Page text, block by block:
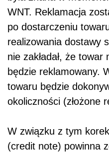
WNT. Reklamacja
po dostarczeniu
realizowania dostawy
nie zakładał, że
będzie reklamowany.
towaru będzie
okoliczności (złożone
W związku z tym
(credit note) powinna